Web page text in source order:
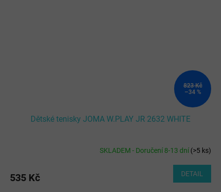
823 Kč
–34 %
Dětské tenisky JOMA W.PLAY JR 2632 WHITE
SKLADEM - Doručení 8-13 dní(>5 ks)
535 Kč DETAIL